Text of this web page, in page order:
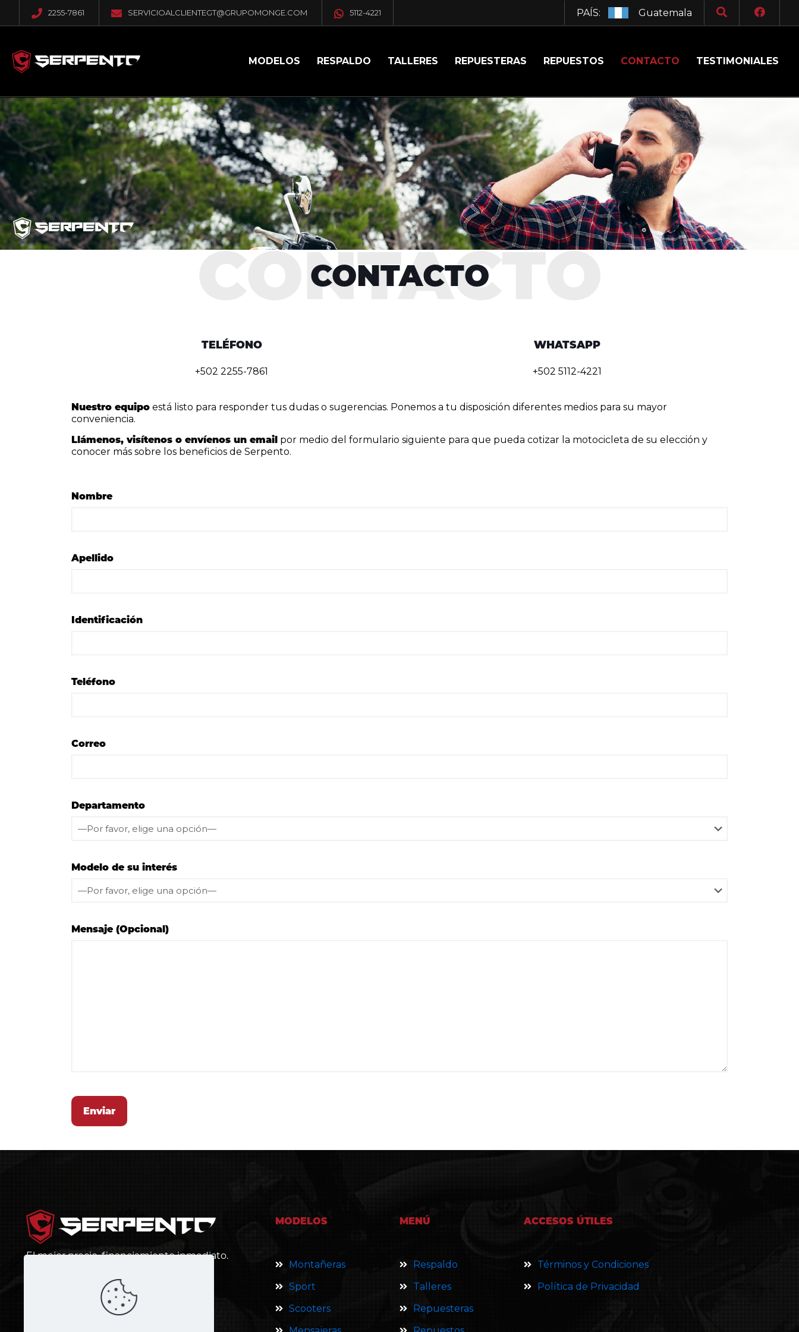
2255-7861 SERVICIOALCLIENTEGT@GRUPOMONGE.COM 5112-4221 PAÍS: Guatemala
MODELOS RESPALDO TALLERES REPUESTERAS REPUESTOS CONTACTO TESTIMONIALES
CONTACTO
TELÉFONO
+502 2255-7861
WHATSAPP
+502 5112-4221
Nuestro equipoestá listo para responder tus dudas o sugerencias. Ponemos a tu disposición diferentes medios para su mayor
conveniencia.
Llámenos, visítenos o envíenos un email por medio del formulario siguiente para que pueda cotizar la motocicleta de su elección y
conocer más sobre los beneficios de Serpento.
Nombre
Apellido
Identificación
Teléfono
Correo
Departamento
Modelo de su interés
Mensaje (Opcional)
El mejor precio, financiamiento inmediato.
MODELOS
Montañeras
Sport
Scooters
MENÚ
Respaldo
Talleres
Repuesteras
ACCESOS ÚTILES
Términos y Condiciones
Política de Privacidad